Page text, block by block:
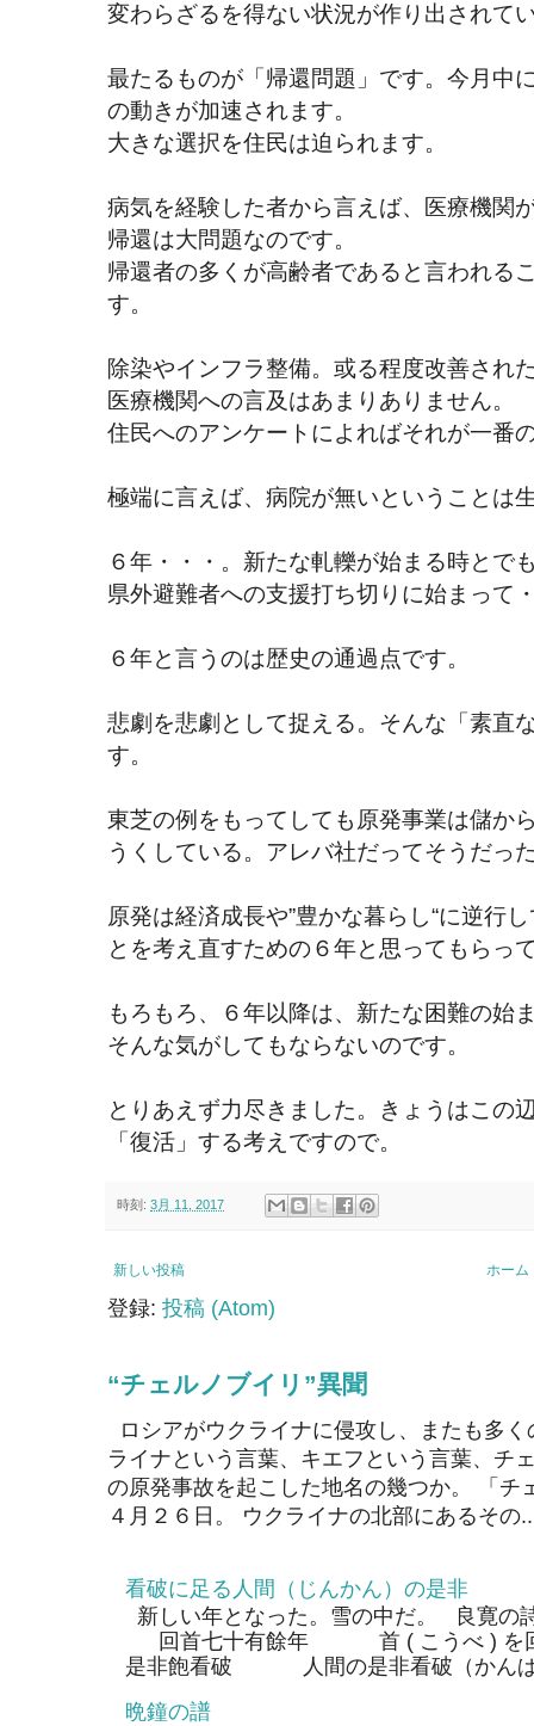
変わらざるを得ない状況が作り出されて
最たるものが「帰還問題」です。今月中
の動きが加速されます。
大きな選択を住民は迫られます。
病気を経験した者から言えば、医療機関
帰還は大問題なのです。
帰還者の多くが高齢者であると言われる
す。
除染やインフラ整備。或る程度改善され
医療機関への言及はあまりありません。
住民へのアンケートによればそれが一番
極端に言えば、病院が無いということは
６年・・・。新たな軋轢が始まる時とで
県外避難者への支援打ち切りに始まって
６年と言うのは歴史の通過点です。
悲劇を悲劇として捉える。そんな「素直
す。
東芝の例をもってしても原発事業は儲か
うくしている。アレバ社だってそうだっ
原発は経済成長や”豊かな暮らし“に逆行
とを考え直すための６年と思ってもらっ
もろもろ、６年以降は、新たな困難の始
そんな気がしてもならないのです。
とりあえず力尽きました。きょうはこの
「復活」する考えですので。
時刻: 3月 11, 2017
新しい投稿 ホーム
登録: 投稿 (Atom)
“チェルノブイリ”異聞
ロシアがウクライナに侵攻し、またも多
ライナという言葉、キエフという言葉、チ
の原発事故を起こした地名の幾つか。 「チ
４月２６日。 ウクライナの北部にあるその
看破に足る人間（じんかん）の是非
新しい年となった。雪の中だ。 良寛の
回首七十有餘年 首 ( こうべ ) を回
是非飽看破 人間の是非看破（かん
晩鐘の譜